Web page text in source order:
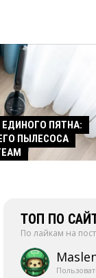
ЕДИНОГО ПЯТНА:
ПЫЛЕСОСА
ТОП ПО
По лайкам на